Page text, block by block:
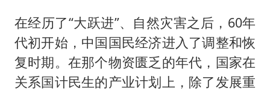
在经历了“大跃进”、自然灾害之后，60年
代初开始，中国国民经济进入了调整和恢
复时期。在那个物资匮乏的年代，国家在
关系国计民生的产业计划上，除了发展重